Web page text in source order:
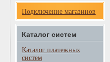
Подключение магазинов
Каталог систем
Каталог платежных
систем